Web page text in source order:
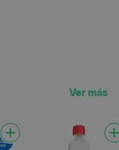
Ver más